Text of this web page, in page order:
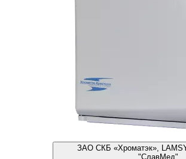
ЗАО СКБ «Хроматэк»,
"СлавМед"